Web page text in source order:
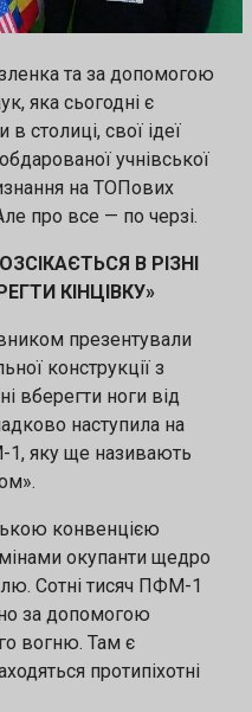
🔹 Штучний
🔹 Водні ресурси 📅
заявок — 10
та за допомогою
яка сьогодні є
столиці, свої ідеї
учнівської
на ТОПових
про все — по черзі.
В РІЗНІ
КІНЦІВКУ»
презентували
конструкції з
вберегти ноги від
наступила на
1, яку ще називають
конвенцією
окупанти щедро
Сотні тисяч ПФМ-1
за допомогою
вогню. Там є
протипіхотні